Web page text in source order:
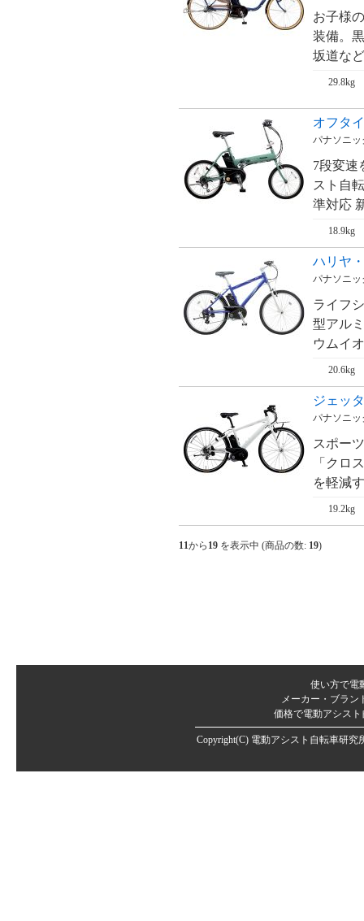
お子様
装備。
坂道な
29.8kg
オフタ
パナソニッ
7段変速
スト自
準対応
18.9kg
ハリヤ
パナソニッ
ライフ
型アル
ウムイ
20.6kg
ジェッ
パナソニッ
スポー
「クロ
を軽減
19.2kg
11から 19 を表示中 (商品の数: 19)
使い方で電
メーカー・ブラ
価格で電動アシス
Copyright(C) 電動アシスト自転車研究